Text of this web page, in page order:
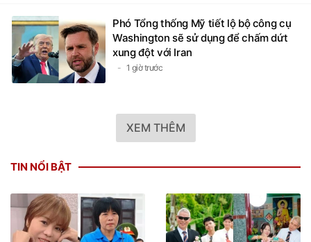
Phó Tổng thống Mỹ tiết lộ bộ công cụ
Washington sẽ sử dụng để chấm dứt
xung đột với Iran
1 giờ trước
XEM THÊM
TIN NỔI BẬT